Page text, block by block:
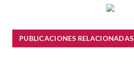
PUBLICACIONES RELACIONADAS